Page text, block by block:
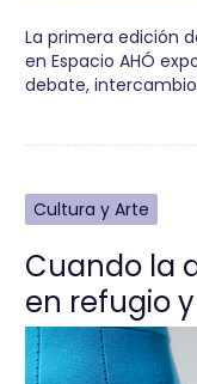
La primera edición
en Espacio AHÓ
debate,
Cultura y Arte
Cuando la
en refugio